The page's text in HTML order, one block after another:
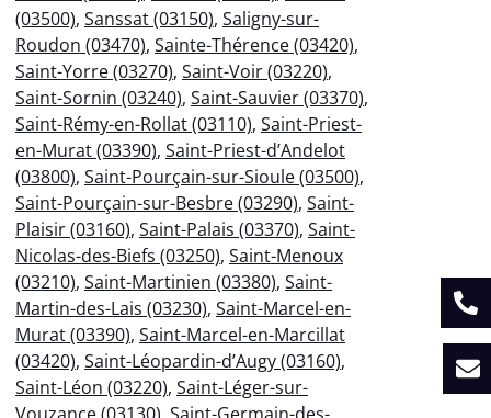
(03500), Sanssat (03150), Saligny-sur-
Roudon (03470), Sainte-Thérence (03420),
Saint-Yorre (03270), Saint-Voir (03220),
Saint-Sornin (03240), Saint-Sauvier (03370),
Saint-Rémy-en-Rollat (03110), Saint-Priest-
en-Murat (03390), Saint-Priest-d’Andelot
(03800), Saint-Pourçain-sur-Sioule (03500),
Saint-Pourçain-sur-Besbre (03290), Saint-
Plaisir (03160), Saint-Palais (03370), Saint-
Nicolas-des-Biefs (03250), Saint-Menoux
(03210), Saint-Martinien (03380), Saint-
Martin-des-Lais (03230), Saint-Marcel-en-
Murat (03390), Saint-Marcel-en-Marcillat
(03420), Saint-Léopardin-d’Augy (03160),
Saint-Léon (03220), Saint-Léger-sur-